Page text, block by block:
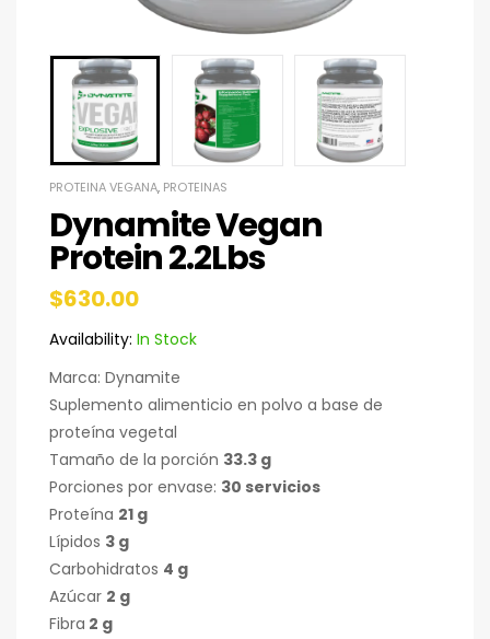
PROTEINA VEGANA, PROTEINAS
Dynamite Vegan
Protein 2.2Lbs
$630.00
Availability: In Stock
Marca: Dynamite
Suplemento alimenticio en polvo a base de
proteína vegetal
Tamaño de la porción 33.3 g
Porciones por envase: 30 servicios
Proteína 21 g
Lípidos 3 g
Carbohidratos 4 g
Azúcar 2 g
Fibra 2 g